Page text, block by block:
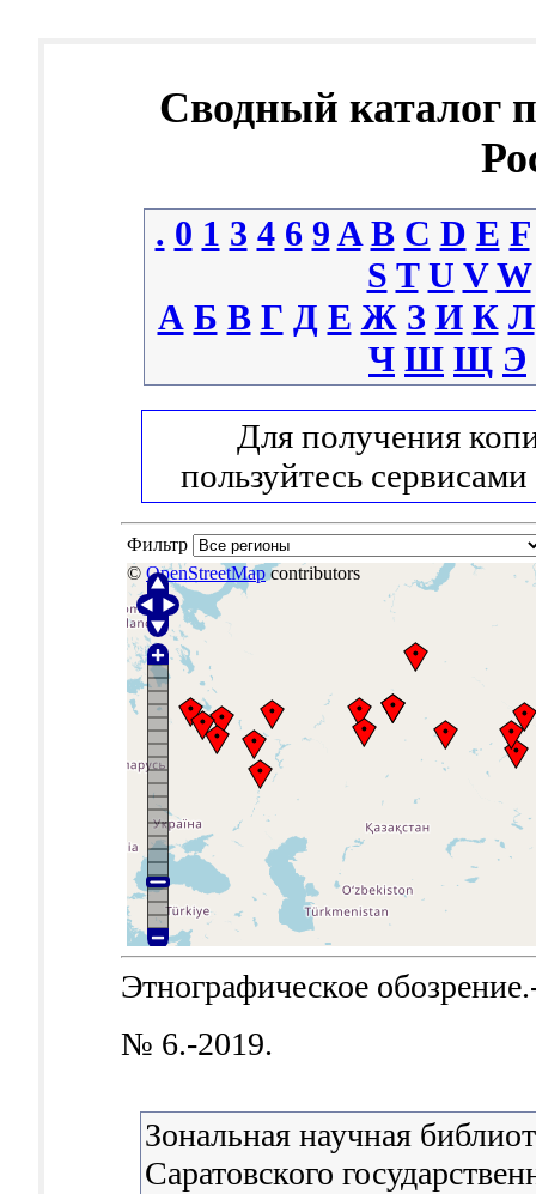
Сводный каталог
. 0 1 3 4 6 9 A B C D E F
S T U V W
А Б В Г Д Е Ж З И К Л
Ч Ш Щ Э
Для получения
пользуйтесь сервисами
Фильтр
© OpenStreetMap contributors
Этнографическое
№ 6.-2019.
Зональная научная
Саратовского